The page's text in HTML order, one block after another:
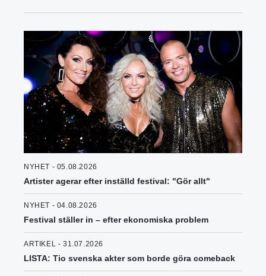
NYHET - 05.08.2026
Artister agerar efter inställd festival: "Gör allt"
NYHET - 04.08.2026
Festival ställer in – efter ekonomiska problem
ARTIKEL - 31.07.2026
LISTA: Tio svenska akter som borde göra comeback